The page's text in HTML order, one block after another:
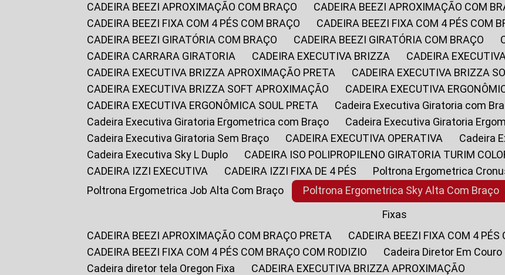
CADEIRA BEEZI APROXIMAÇÃO COM BRAÇO
CADEIRA BEEZI APROXIMAÇÃO COM
CADEIRA BEEZI FIXA COM 4 PÉS COM BRAÇO
CADEIRA BEEZI FIXA COM 4 PÉS COM
CADEIRA BEEZI GIRATÓRIA COM BRAÇO
CADEIRA BEEZI GIRATÓRIA COM BRAÇO
CADEIRA CARRARA GIRATORIA
CADEIRA EXECUTIVA BRIZZA
CADEIRA
CADEIRA EXECUTIVA BRIZZA APROXIMAÇÃO PRETA
CADEIRA EXECUTIVA BRIZZA
CADEIRA EXECUTIVA BRIZZA SOFT APROXIMAÇÃO
CADEIRA EXECUTIVA
CADEIRA EXECUTIVA ERGONÔMICA SOUL PRETA
Cadeira Executiva Giratoria com
Cadeira Executiva Giratoria Ergometrica com Braço
Cadeira Executiva Giratoria
Cadeira Executiva Giratoria Sem Braço
CADEIRA EXECUTIVA OPERATIVA
Cadeira
Cadeira Executiva Sky L Duplo
CADEIRA ISO POLIPROPILENO GIRATORIA TURIM
CADEIRA IZZI EXECUTIVA
CADEIRA IZZI FIXA DE 4 PÉS
Poltrona Ergometrica
Poltrona Ergometrica Job Alta Com Braço
Poltrona Ergometrica Sky Alta Com Braço
Fixas
CADEIRA BEEZI APROXIMAÇÃO COM BRAÇO PRETA
CADEIRA BEEZI FIXA COM 4 PÉS
CADEIRA BEEZI FIXA COM 4 PÉS COM BRAÇO COM RODIZIO
Cadeira Diretor Em Couro
Cadeira diretor tela Oregon Fixa
CADEIRA EXECUTIVA BRIZZA APROXIMAÇÃO